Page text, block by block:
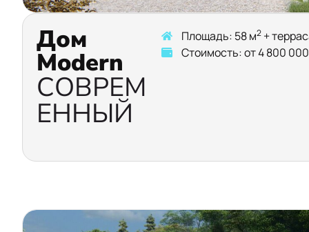
Дом
Modern
СОВРЕМ
ЕННЫЙ
Площадь: 58 м2+
Стоимость: от 4 800